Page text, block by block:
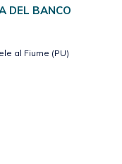
DEL BANCO
al Fiume (PU)